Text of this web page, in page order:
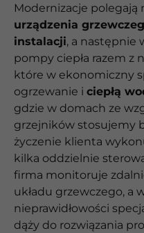
Modernizacje polegają
urządzenia
instalacji, a następnie
pompy ciepła razem z
które w ekonomiczny
ogrzewanie i ciepłą
gdzie w domach ze
grzejników stosujemy
życzenie klienta
kilka oddzielnie
firma monitoruje
układu grzewczego, a
nieprawidłowości
dąży do rozwiązania